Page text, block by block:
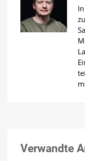
Verwandte